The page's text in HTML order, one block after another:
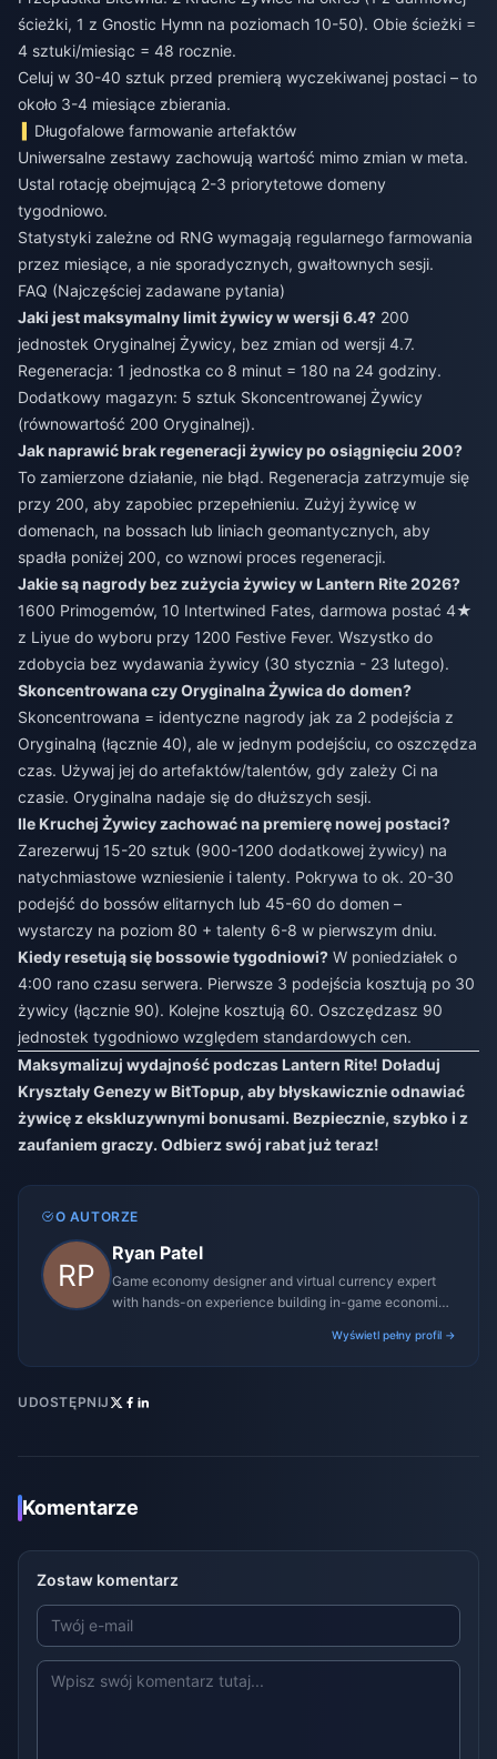
ścieżki, 1 z Gnostic Hymn na poziomach 10-50). Obie ścieżki =
4 sztuki/miesiąc = 48 rocznie.
Celuj w 30-40 sztuk przed premierą wyczekiwanej postaci – to
około 3-4 miesiące zbierania.
Długofalowe farmowanie artefaktów
Uniwersalne zestawy zachowują wartość mimo zmian w meta.
Ustal rotację obejmującą 2-3 priorytetowe domeny
tygodniowo.
Statystyki zależne od RNG wymagają regularnego farmowania
przez miesiące, a nie sporadycznych, gwałtownych sesji.
FAQ (Najczęściej zadawane pytania)
Jaki jest maksymalny limit żywicy w wersji 6.4? 200
jednostek Oryginalnej Żywicy, bez zmian od wersji 4.7.
Regeneracja: 1 jednostka co 8 minut = 180 na 24 godziny.
Dodatkowy magazyn: 5 sztuk Skoncentrowanej Żywicy
(równowartość 200 Oryginalnej).
Jak naprawić brak regeneracji żywicy po osiągnięciu 200?
To zamierzone działanie, nie błąd. Regeneracja zatrzymuje się
przy 200, aby zapobiec przepełnieniu. Zużyj żywicę w
domenach, na bossach lub liniach geomantycznych, aby
spadła poniżej 200, co wznowi proces regeneracji.
Jakie są nagrody bez zużycia żywicy w Lantern Rite 2026?
1600 Primogemów, 10 Intertwined Fates, darmowa postać 4★
z Liyue do wyboru przy 1200 Festive Fever. Wszystko do
zdobycia bez wydawania żywicy (30 stycznia - 23 lutego).
Skoncentrowana czy Oryginalna Żywica do domen?
Skoncentrowana = identyczne nagrody jak za 2 podejścia z
Oryginalną (łącznie 40), ale w jednym podejściu, co oszczędza
czas. Używaj jej do artefaktów/talentów, gdy zależy Ci na
czasie. Oryginalna nadaje się do dłuższych sesji.
Ile Kruchej Żywicy zachować na premierę nowej postaci?
Zarezerwuj 15-20 sztuk (900-1200 dodatkowej żywicy) na
natychmiastowe wzniesienie i talenty. Pokrywa to ok. 20-30
podejść do bossów elitarnych lub 45-60 do domen –
wystarczy na poziom 80 + talenty 6-8 w pierwszym dniu.
Kiedy resetują się bossowie tygodniowi? W poniedziałek o
4:00 rano czasu serwera. Pierwsze 3 podejścia kosztują po 30
żywicy (łącznie 90). Kolejne kosztują 60. Oszczędzasz 90
jednostek tygodniowo względem standardowych cen.
Maksymalizuj wydajność podczas Lantern Rite! Doładuj
Kryształy Genezy w BitTopup, aby błyskawicznie odnawiać
żywicę z ekskluzywnymi bonusami. Bezpiecznie, szybko i z
zaufaniem graczy. Odbierz swój rabat już teraz!
O AUTORZE
Ryan Patel
Game economy designer and virtual currency expert
with hands-on experience building in-game economies
Wyświetl pełny profil →
UDOSTĘPNIJ
Komentarze
Zostaw komentarz